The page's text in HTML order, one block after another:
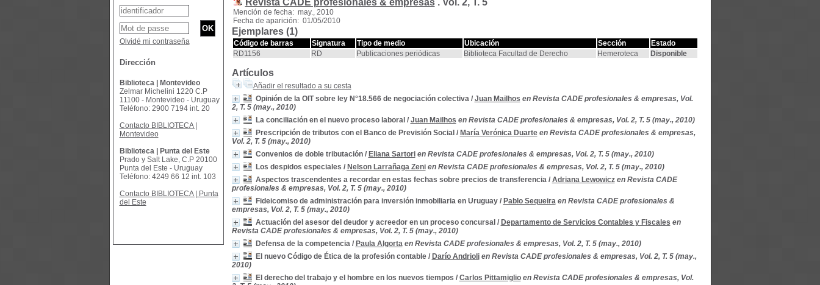
Revista CADE profesionales & empresas. Vol. 2, T. 5
Mención de fecha: may., 2010
Fecha de aparición: 01/05/2010
Ejemplares (1)
Código de barras Signatura Tipo de medio Ubicación Sección
Estado
RD1156
RD Publicaciones periódicas Biblioteca Facultad de Derecho Hemeroteca Disponible
Artículos
Añadir el resultado a su cesta
Opinión de la OIT sobre ley N°18.566 de negociación colectiva/ Juan Mailhos en Revista CADE profesionales & empresas, Vol.
2, T. 5 (may., 2010)
La conciliación en el nuevo proceso laboral / Juan Mailhos en Revista CADE profesionales & empresas, Vol. 2, T. 5 (may., 2010)
Prescripción de tributos con el Banco de Previsión Social / María Verónica Duarte en Revista CADE profesionales & empresas,
Vol. 2, T. 5 (may., 2010)
Convenios de doble tributación/ Eliana Sartori en Revista CADE profesionales & empresas, Vol. 2, T. 5 (may., 2010)
Los despidos especiales / Nelson Larrañaga Zeni en Revista CADE profesionales & empresas, Vol. 2, T. 5 (may., 2010)
Aspectos trascendentes a recordar en estas fechas sobre precios de transferencia/ Adriana Lewowicz en Revista CADE
profesionales & empresas, Vol. 2, T. 5 (may., 2010)
Fideicomiso de administración para inversión inmobiliaria en Uruguay/ Pablo Sequeira en Revista CADE profesionales &
empresas, Vol. 2, T. 5 (may., 2010)
Actuación del asesor del deudor y acreedor en un proceso concursal / Departamento de Servicios Contables y Fiscales en
Revista CADE profesionales & empresas, Vol. 2, T. 5 (may., 2010)
Defensa de la competencia/ Paula Algorta en Revista CADE profesionales & empresas, Vol. 2, T. 5 (may., 2010)
El nuevo Código de Ética de la profesión contable/ Darío Andrioli en Revista CADE profesionales & empresas, Vol. 2, T. 5 (may.,
2010)
El derecho del trabajo y el hombre en los nuevos tiempos / Carlos Pittamiglio en Revista CADE profesionales & empresas, Vol.
Olvidé mi contraseña
Dirección
Biblioteca | Montevideo
Zelmar Michelini 1220 C.P
11100 - Montevideo - Uruguay
Teléfono: 2900 7194 int. 20
Contacto BIBLIOTECA |
Montevideo
Biblioteca | Punta del Este
Prado y Salt Lake, C.P 20100
Punta del Este - Uruguay
Teléfono: 4249 66 12 int. 103
Contacto BIBLIOTECA | Punta
del Este